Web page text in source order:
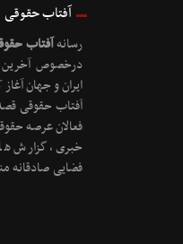
آفتاب حقوقی
رسانهآفتاب
درخصوص آخرین
ایران و جهان
آفتاب حقوقی
فعالان عرصه
خبری، گزارش
فضایی صادقانه